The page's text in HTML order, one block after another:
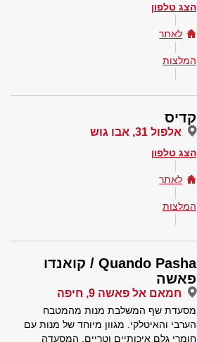
הצג טלפון
לאתר
המלצות
קדיס
אלפול 31, אבו גוש
הצג טלפון
לאתר
המלצות
Quando Pasha / קואנדו
פאשה
חמאם אל פאשה 9, חיפה
מסעדת שף המשלבת מנות מהמטבח
הערבי והאיטלקי. מגוון מיוחד של מנות עם
חומרי גלם איכותיים וטריים. המסעדה